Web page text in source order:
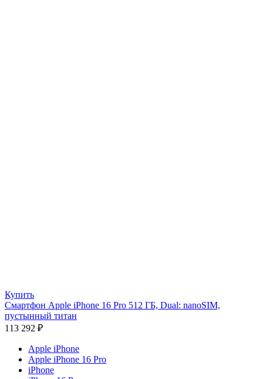
Купить
Смартфон Apple iPhone 16 Pro 512 ГБ, Dual: nanoSIM,
пустынный титан
113 292 ₽
Apple iPhone
Apple iPhone 16 Pro
iPhone